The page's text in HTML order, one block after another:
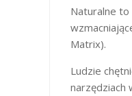
Naturalne
Matrix).
Ludzie
narzędziach